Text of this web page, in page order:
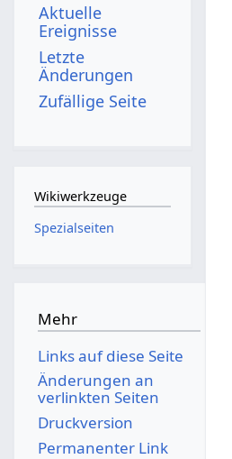
Aktuelle
Ereignisse
Letzte
Änderungen
Zufällige Seite
Wikiwerkzeuge
Spezialseiten
Mehr
Links auf diese Seite
Änderungen an
verlinkten Seiten
Druckversion
Permanenter Link